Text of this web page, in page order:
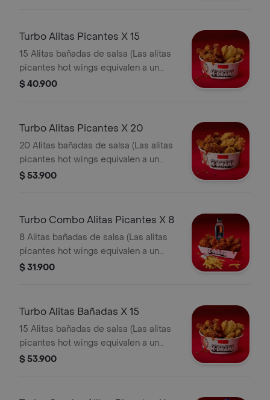
Turbo Alitas Picantes X 15
15 Alitas bañadas de salsa (Las alitas
picantes hot wings equivalen a un
trozo de ala)
$ 40.900
Turbo Alitas Picantes X 20
20 Alitas bañadas de salsa (Las alitas
picantes hot wings equivalen a un
trozo de ala)
$ 53.900
Turbo Combo Alitas Picantes X 8
8 Alitas bañadas de salsa (Las alitas
picantes hot wings equivalen a un
trozo de ala) + 1 Papa Pequeña + 1
$ 31.900
Turbo Alitas Bañadas X 15
15 Alitas bañadas de salsa (Las alitas
picantes hot wings equivalen a un
trozo de ala) + 2 Papa Pequeña + 2
$ 53.900